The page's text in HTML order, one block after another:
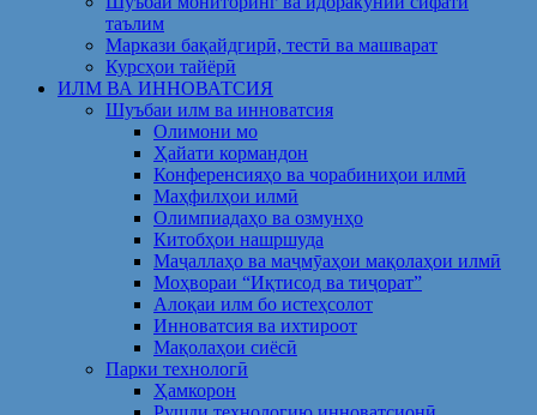
таълим
Маркази бақайдгирӣ, тестӣ ва машварат
Курсҳои тайёрӣ
ИЛМ ВА ИННОВАТСИЯ
Шуъбаи илм ва инноватсия
Олимони мо
Ҳайати кормандон
Конференсияҳо ва чорабиниҳои илмӣ
Маҳфилҳои илмӣ
Олимпиадаҳо ва озмунҳо
Китобҳои нашршуда
Маҷаллаҳо ва маҷмӯаҳои мақолаҳои илмӣ
Моҳвораи “Иқтисод ва тиҷорат”
Алоқаи илм бо истеҳсолот
Инноватсия ва ихтироот
Мақолаҳои сиёсӣ
Парки технологӣ
Ҳамкорон